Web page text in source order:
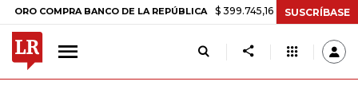
BANCO DE LA REPÚBLICA $ 399.745,16 +$ 2.295,71 +0,58%
SUSCRÍBASE